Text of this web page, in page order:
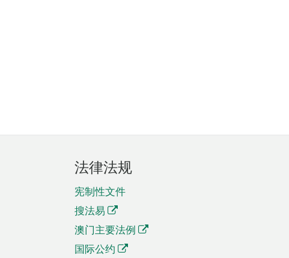
法律法规
宪制性文件
搜法易
澳门主要法例
国际公约